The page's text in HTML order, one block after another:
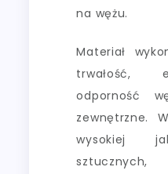
na wężu.
Materiał
trwałość,
odporność
zewnętrzne.
wysokiej